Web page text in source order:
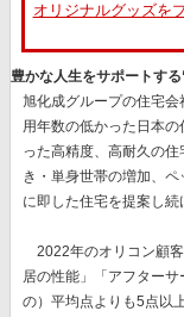
オリジナルグッズを
豊かな人生をサポートす
旭化成グループの住宅
用年数の低かった日本
った高精度、高耐久の
き・単身世帯の増加、
に即した住宅を提案し続
2022年のオリコン顧客
居の性能」「アフターサ
の）平均点よりも5点以